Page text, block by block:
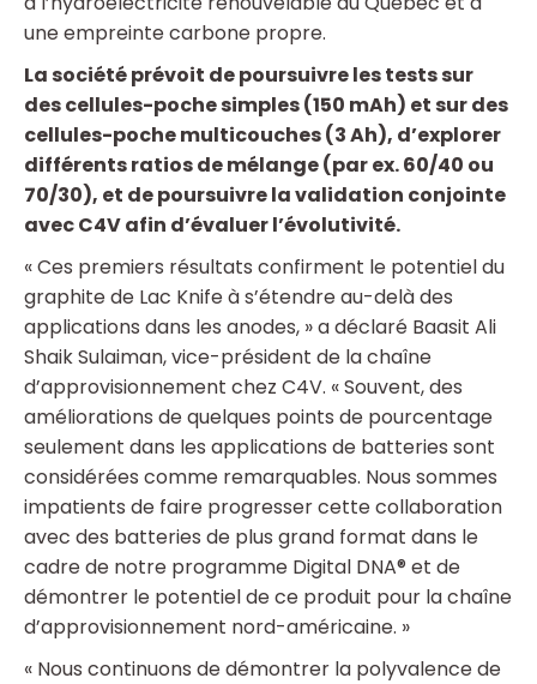
une empreinte carbone propre.
La société prévoit de poursuivre les tests sur
des cellules-poche simples (150 mAh) et sur des
cellules-poche multicouches (3 Ah), d’explorer
différents ratios de mélange (par ex. 60/40 ou
70/30), et de poursuivre la validation conjointe
avec C4V afin d’évaluer l’évolutivité.
« Ces premiers résultats confirment le potentiel du
graphite de Lac Knife à s’étendre au-delà des
applications dans les anodes, » a déclaré Baasit Ali
Shaik Sulaiman, vice-président de la chaîne
d’approvisionnement chez C4V. « Souvent, des
améliorations de quelques points de pourcentage
seulement dans les applications de batteries sont
considérées comme remarquables. Nous sommes
impatients de faire progresser cette collaboration
avec des batteries de plus grand format dans le
cadre de notre programme Digital DNA® et de
démontrer le potentiel de ce produit pour la chaîne
d’approvisionnement nord-américaine. »
« Nous continuons de démontrer la polyvalence de